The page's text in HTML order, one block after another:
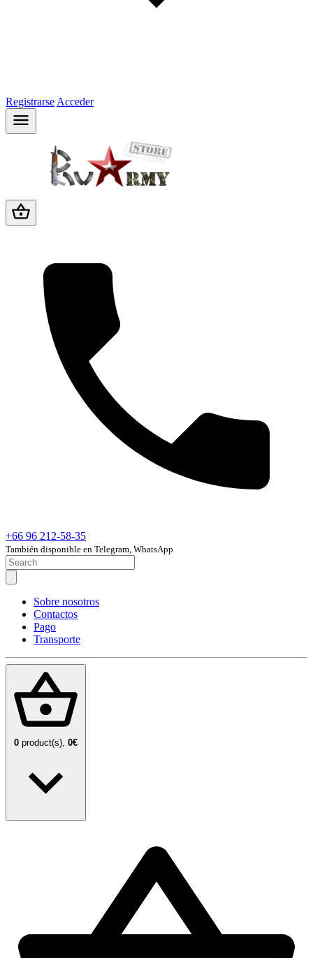
Registrarse Acceder
+66 96 212-58-35
También disponible en Telegram, WhatsApp
Sobre nosotros
Contactos
Pago
Transporte
0 product(s), 0€